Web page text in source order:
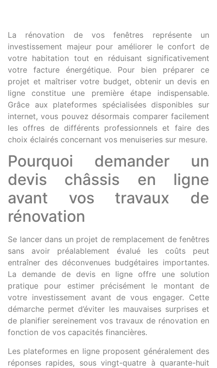
La rénovation de vos fenêtres représente un
investissement majeur pour améliorer le confort de
votre habitation tout en réduisant significativement
votre facture énergétique. Pour bien préparer ce
projet et maîtriser votre budget, obtenir un devis en
ligne constitue une première étape indispensable.
Grâce aux plateformes spécialisées disponibles sur
internet, vous pouvez désormais comparer facilement
les offres de différents professionnels et faire des
choix éclairés concernant vos menuiseries sur mesure.
Pourquoi demander un
devis châssis en ligne
avant vos travaux de
rénovation
Se lancer dans un projet de remplacement de fenêtres
sans avoir préalablement évalué les coûts peut
entraîner des déconvenues budgétaires importantes.
La demande de devis en ligne offre une solution
pratique pour estimer précisément le montant de
votre investissement avant de vous engager. Cette
démarche permet d’éviter les mauvaises surprises et
de planifier sereinement vos travaux de rénovation en
fonction de vos capacités financières.
Les plateformes en ligne proposent généralement des
réponses rapides, sous vingt-quatre à quarante-huit